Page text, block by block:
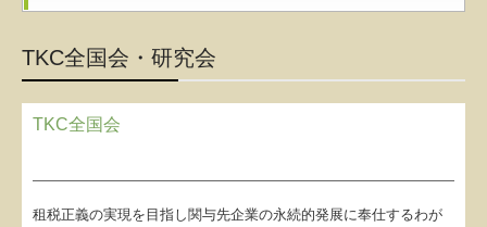
お問合せ
補助金・助成金・融資情報
関与先向け融資商品ご紹介
TKC全国会・研究会
TKC全国会
租税正義の実現を目指し関与先企業の永続的発展に奉仕するわが